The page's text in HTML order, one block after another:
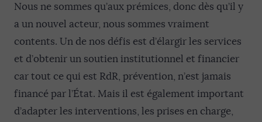
Nous ne sommes qu’aux prémices, donc dès qu’il y
a un nouvel acteur, nous sommes vraiment
contents. Un de nos défis est d’élargir les services
et d’obtenir un soutien institutionnel et financier
car tout ce qui est RdR, prévention, n’est jamais
financé par l’État. Mais il est également important
d’adapter les interventions, les prises en charge,